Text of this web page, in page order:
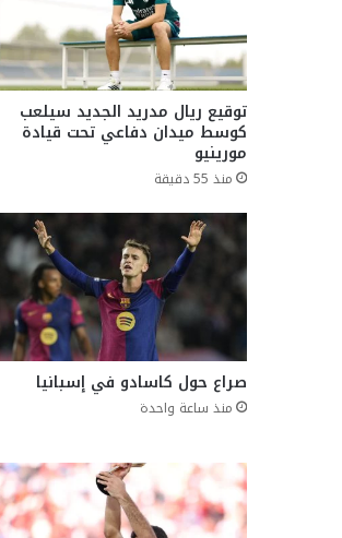
توقيع ريال مدريد الجديد سيلعب
كوسط ميدان دفاعي تحت قيادة
مورينيو
منذ 55 دقيقة
صراع حول كاسادو في إسبانيا
منذ ساعة واحدة